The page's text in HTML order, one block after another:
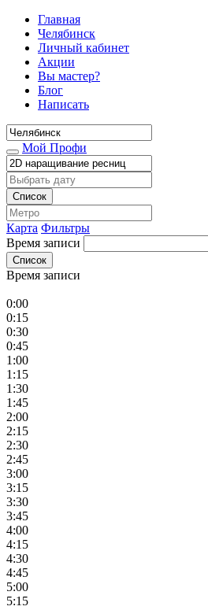
Главная
Челябинск
Личный кабинет
Акции
Вы мастер?
Блог
Написать
Мой Профи
Список
Карта Фильтры
Время записи
Список
Время записи
0:00
0:15
0:30
0:45
1:00
1:15
1:30
1:45
2:00
2:15
2:30
2:45
3:00
3:15
3:30
3:45
4:00
4:15
4:30
4:45
5:00
5:15